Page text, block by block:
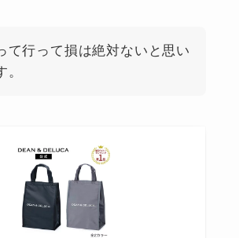
て行って損は絶対ないと思い
。